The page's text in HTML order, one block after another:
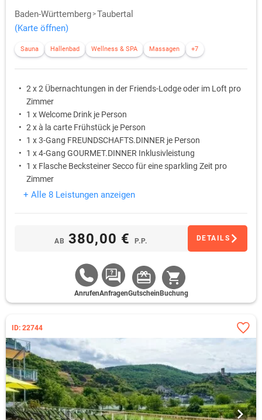
Baden-Württemberg Taubertal
(Karte öffnen)
Sauna Hallenbad Wellness & SPA Massagen +7
2 x 2 Übernachtungen in der Friends-Lodge oder im Loft pro
Zimmer
1 x Welcome Drink je Person
2 x à la carte Frühstück je Person
1 x 3-Gang FREUNDSCHAFTS.DINNER je Person
1 x 4-Gang GOURMET.DINNER Inklusivleistung
1 x Flasche Becksteiner Secco für eine sparkling Zeit pro
Zimmer
+ Alle 8 Leistungen anzeigen
AB 380,00 € P.P. DETAILS
AnrufenAnfragenGutschein Buchung
ID: 22744